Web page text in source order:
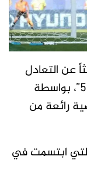
عن التعادل
سريعاً، وكان له ما أراد في الدقيقة “54”، بواسطة
رائعة من
ابتسمت في